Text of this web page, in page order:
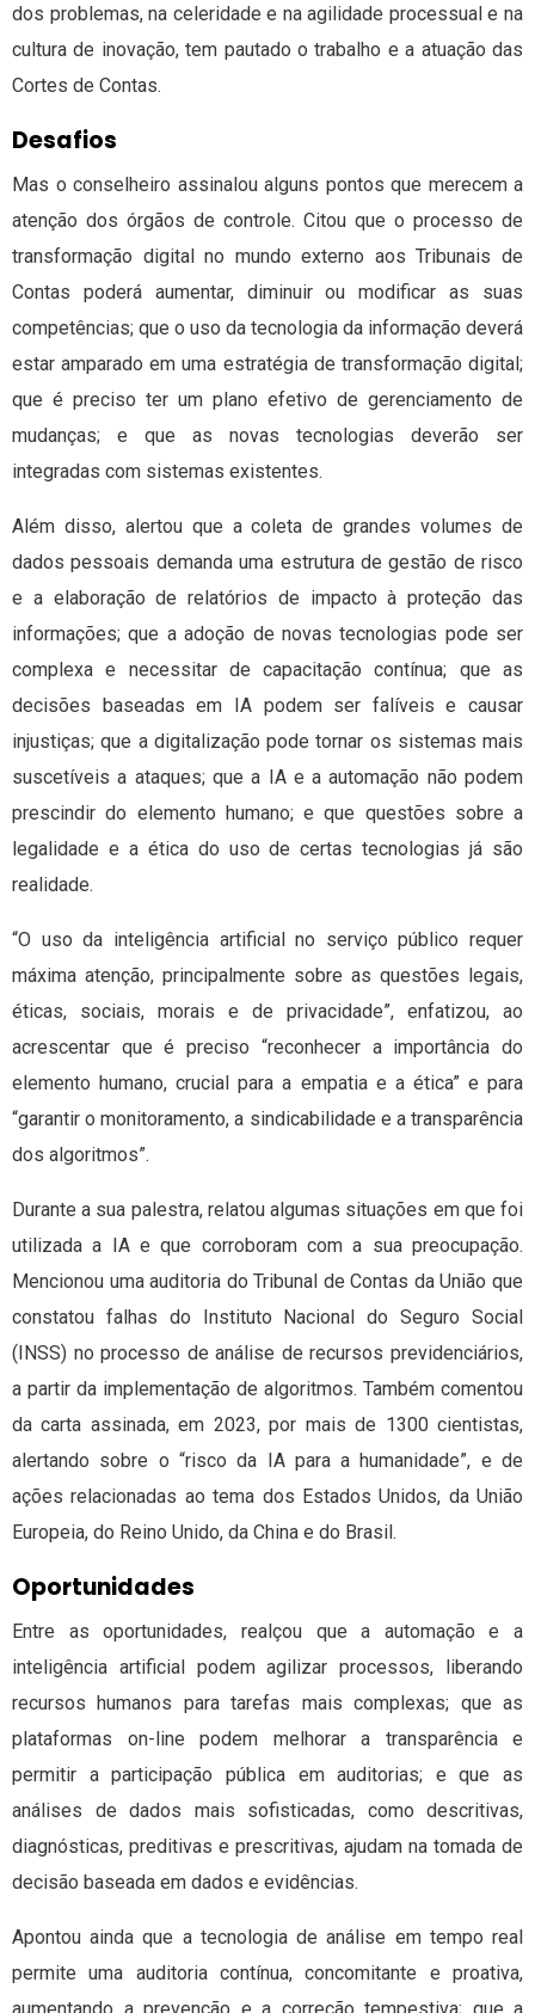
dos problemas, na celeridade e na agilidade processual e na
cultura de inovação, tem pautado o trabalho e a atuação das
Cortes de Contas.
Desafios
Mas o conselheiro assinalou alguns pontos que merecem a
atenção dos órgãos de controle. Citou que o processo de
transformação digital no mundo externo aos Tribunais de
Contas poderá aumentar, diminuir ou modificar as suas
competências; que o uso da tecnologia da informação deverá
estar amparado em uma estratégia de transformação digital;
que é preciso ter um plano efetivo de gerenciamento de
mudanças; e que as novas tecnologias deverão ser
integradas com sistemas existentes.
Além disso, alertou que a coleta de grandes volumes de
dados pessoais demanda uma estrutura de gestão de risco
e a elaboração de relatórios de impacto à proteção das
informações; que a adoção de novas tecnologias pode ser
complexa e necessitar de capacitação contínua; que as
decisões baseadas em IA podem ser falíveis e causar
injustiças; que a digitalização pode tornar os sistemas mais
suscetíveis a ataques; que a IA e a automação não podem
prescindir do elemento humano; e que questões sobre a
legalidade e a ética do uso de certas tecnologias já são
realidade.
“O uso da inteligência artificial no serviço público requer
máxima atenção, principalmente sobre as questões legais,
éticas, sociais, morais e de privacidade”, enfatizou, ao
acrescentar que é preciso “reconhecer a importância do
elemento humano, crucial para a empatia e a ética” e para
“garantir o monitoramento, a sindicabilidade e a transparência
dos algoritmos”.
Durante a sua palestra, relatou algumas situações em que foi
utilizada a IA e que corroboram com a sua preocupação.
Mencionou uma auditoria do Tribunal de Contas da União que
constatou falhas do Instituto Nacional do Seguro Social
(INSS) no processo de análise de recursos previdenciários,
a partir da implementação de algoritmos. Também comentou
da carta assinada, em 2023, por mais de 1300 cientistas,
alertando sobre o “risco da IA para a humanidade”, e de
ações relacionadas ao tema dos Estados Unidos, da União
Europeia, do Reino Unido, da China e do Brasil.
Oportunidades
Entre as oportunidades, realçou que a automação e a
inteligência artificial podem agilizar processos, liberando
recursos humanos para tarefas mais complexas; que as
plataformas on-line podem melhorar a transparência e
permitir a participação pública em auditorias; e que as
análises de dados mais sofisticadas, como descritivas,
diagnósticas, preditivas e prescritivas, ajudam na tomada de
decisão baseada em dados e evidências.
Apontou ainda que a tecnologia de análise em tempo real
permite uma auditoria contínua, concomitante e proativa,